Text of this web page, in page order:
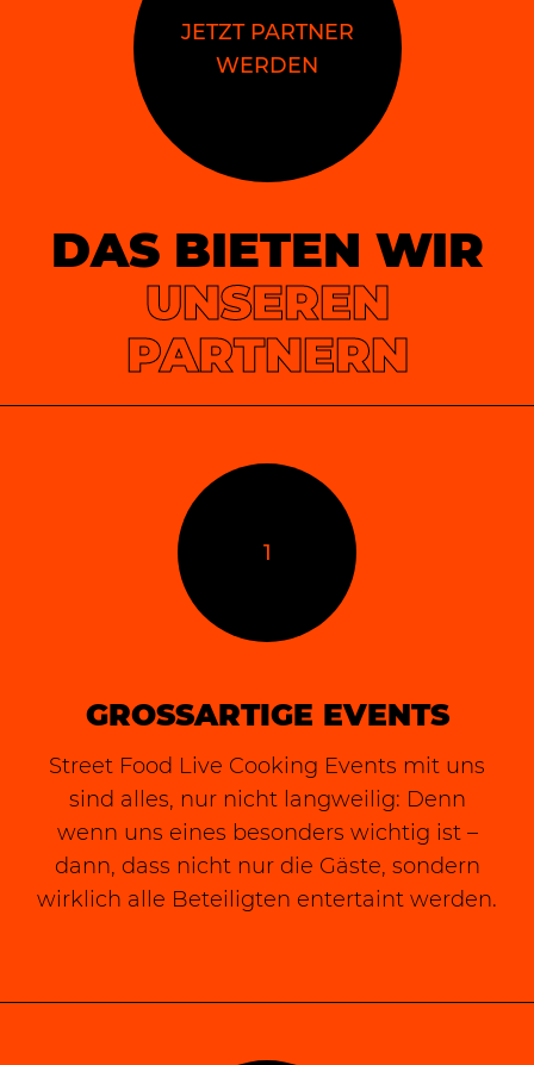
JETZT PARTNER
WERDEN
DAS BIETEN WIR
UNSEREN
PARTNERN
1
GROSSARTIGE EVENTS
Street Food Live Cooking Events mit uns
sind alles, nur nicht langweilig: Denn
wenn uns eines besonders wichtig ist –
dann, dass nicht nur die Gäste, sondern
wirklich alle Beteiligten entertaint werden.